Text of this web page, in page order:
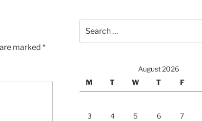
marked *
for:
August 2026
M
T W T F
3
4 5 6 7